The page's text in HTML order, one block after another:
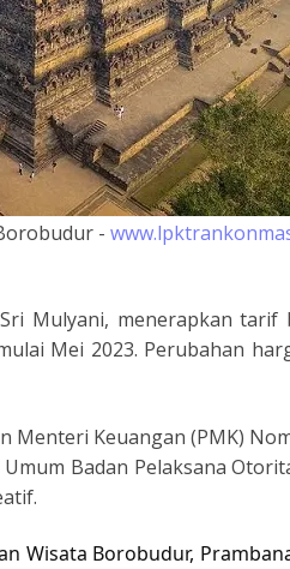
-
Mulyani, menerapkan
Mei 2023. Perubahan
Menteri Keuangan (PMK)
Badan Pelaksana
Wisata Borobudur,